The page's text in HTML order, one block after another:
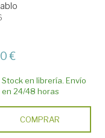
€
Stock en librería. Envío
en 24/48 horas
COMPRAR